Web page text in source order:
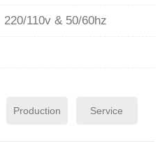
220/110v & 50/60hz
Production Service